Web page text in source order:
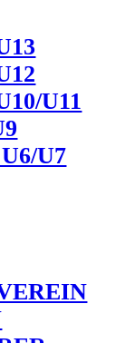
U11
U7